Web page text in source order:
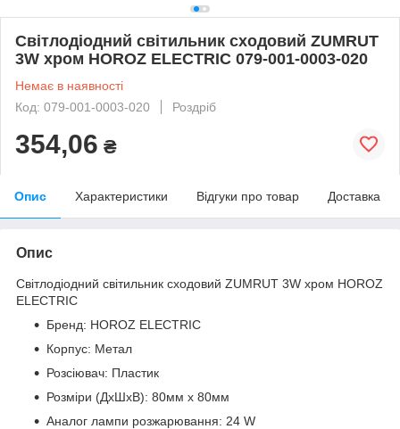
Світлодіодний світильник сходовий ZUMRUT
3W хром HOROZ ELECTRIC 079-001-0003-020
Немає в наявності
Код: 079-001-0003-020
Роздріб
354,06 ₴
Опис Характеристики Відгуки про товар Доставка
Опис
Світлодіодний світильник сходовий ZUMRUT 3W хром HOROZ
ELECTRIC
Бренд: HOROZ ELECTRIC
Корпус: Метал
Розсіювач: Пластик
Розміри (ДхШхВ): 80мм x 80мм
Аналог лампи розжарювання: 24 W